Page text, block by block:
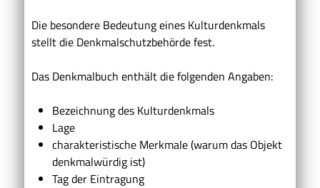
Die besondere Bedeutung eines Kulturdenkmals
stellt die Denkmalschutzbehörde fest.
Das Denkmalbuch enthält die folgenden Angaben:
Bezeichnung des Kulturdenkmals
Lage
charakteristische Merkmale (warum das Objekt
denkmalwürdig ist)
Tag der Eintragung